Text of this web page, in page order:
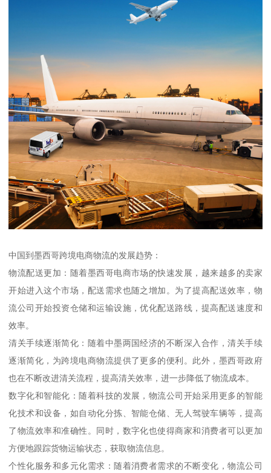
中国到墨西哥跨境电商物流的发展趋势：
物流配送更加：随着墨西哥电商市场的快速发展，越来越多的卖家
开始进入这个市场，配送需求也随之增加。为了提高配送效率，物
流公司开始投资仓储和运输设施，优化配送路线，提高配送速度和
效率。
清关手续逐渐简化：随着中墨两国经济的不断深入合作，清关手续
逐渐简化，为跨境电商物流提供了更多的便利。此外，墨西哥政府
也在不断改进清关流程，提高清关效率，进一步降低了物流成本。
数字化和智能化：随着科技的发展，物流公司开始采用更多的智能
化技术和设备，如自动化分拣、智能仓储、无人驾驶车辆等，提高
了物流效率和准确性。同时，数字化也使得商家和消费者可以更加
方便地跟踪货物运输状态，获取物流信息。
个性化服务和多元化需求：随着消费者需求的不断变化，物流公司